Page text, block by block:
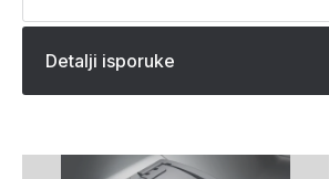
Detalji isporuke